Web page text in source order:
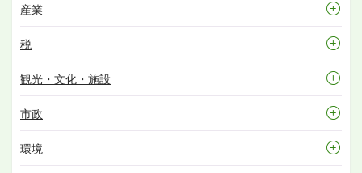
産業
税
観光・文化・施設
市政
環境